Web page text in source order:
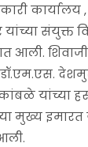
कार्यालय
यांच्या संयुक्त
शिवाजी
डॉ.एम.एस.
यांच्या
मुख्य